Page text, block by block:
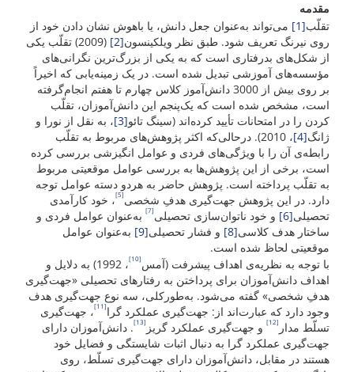
مقدمه
تقلّب[1]
می‌تواند به‌عنوان جعل دانش، یا باهوش نشان دادن خود از
روی نیرنگ تعریف شود. طبق نظر ویلکینسون[2]
(2009) تقلّب یکی
از شکل‌های بدرفتاری است که به یکی از بزرگ‌ترین نگرانی‌های
مؤسسه‌های آموزشی تبدیل شده است. در یک زمینه‌یابی که اخیراً
بر روی بیش از 3000 دانش‌آموز کلاس چهارم تا هفتم انجام‌گرفته
است، مشخص شده است که یک‌پنجم این دانش‌آموزان، تقلّب
کردن را در امتحانات تأیید کرده‌اند (سینگ تائو[3]
، به نقل از نورا و
ژانگ[4]
، 2010). درحالی‌که اکثر پژوهش‌های مربوط به تقلّب
رابطه‌ی آن را با ویژگی‌های فردی و عوامل انگیزشی بررسی کرده
‌است، برخی از این پژوهش‌ها به بررسی عوامل موقعیتی مربوط
به تقلّب پرداخته ‌است. پژوهش حاضر به هردو دسته عوامل توجه
دارد. در این پژوهش جهت‌گیری هدفِ شخصی [5]
، خود کارآمدی
تحصیلی[6] و خود ناتوان‌سازی تحصیلی [7]
به‌عنوان عوامل فردی و
ساختار هدف کلاسی[8] و فشار تحصیلی[9]
به‌عنوان عوامل
موقعیتی لحاظ شده است.
با توجه به نظریه‌ی اهداف پیشرفت (آمس [10]
، 1992) به دلایل و
اهداف دانش‌آموزان برای پرداختن به رفتارهای تحصیلی «جهت‌گیری
هدفِ شخصی» گفته می‌شود. به‌طورکلی، سه نوع جهت‌گیری هدف
وجود دارد که عبارت‌اند از: جهت‌گیری عملکرد گرا [11]
، جهت‌گیری
تسلّط مدار [12] و جهت‌گیری عملکرد گریز [13]
. دانش‌آموزان دارای
جهت‌گیری عملکرد گرا به دنبال اثبات شایستگی و فضایل خود
هستند در مقابل، دانش‌آموزان دارای جهت‌گیری تسلّط، روی